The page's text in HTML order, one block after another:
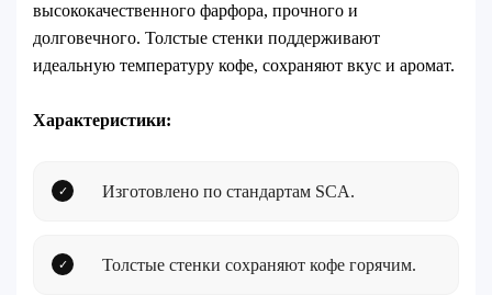
высококачественного фарфора, прочного и
долговечного. Толстые стенки поддерживают
идеальную температуру кофе, сохраняют вкус и аромат.
Характеристики:
Изготовлено по стандартам SCA.
Толстые стенки сохраняют кофе горячим.